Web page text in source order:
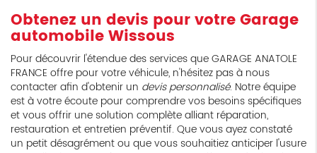
Obtenez un devis pour votreGarage
automobile Wissous
Pour découvrir l'étendue des services que GARAGE ANATOLE
FRANCE offre pour votre véhicule, n'hésitez pas à nous
contacter afin d'obtenir un devis personnalisé. Notre équipe
est à votre écoute pour comprendre vos besoins spécifiques
et vous offrir une solution complète alliant réparation,
restauration et entretien préventif. Que vous ayez constaté
un petit désagrément ou que vous souhaitiez anticiper l'usure